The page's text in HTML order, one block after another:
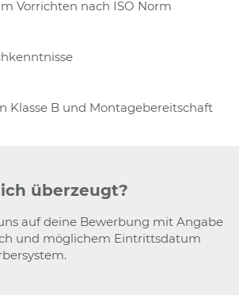
Vorrichten nach ISO Norm
Klasse B und Montagebereitschaft
überzeugt?
auf deine Bewerbung mit Angabe
und möglichem Eintrittsdatum